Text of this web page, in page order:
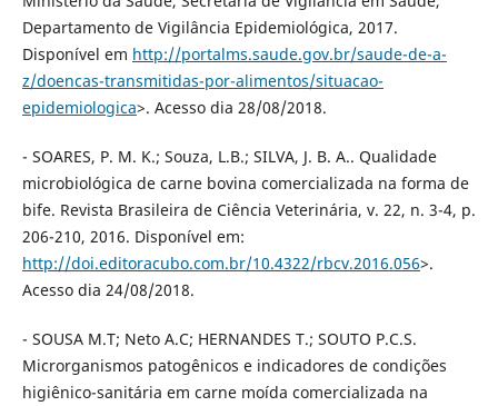
Departamento de Vigilância Epidemiológica, 2017.
Disponível em http://portalms.saude.gov.br/saude-de-a-
z/doencas-transmitidas-por-alimentos/situacao-
epidemiologica>. Acesso dia 28/08/2018.
- SOARES, P. M. K.; Souza, L.B.; SILVA, J. B. A.. Qualidade
microbiológica de carne bovina comercializada na forma de
bife. Revista Brasileira de Ciência Veterinária, v. 22, n. 3-4, p.
206-210, 2016. Disponível em:
http://doi.editoracubo.com.br/10.4322/rbcv.2016.056>.
Acesso dia 24/08/2018.
- SOUSA M.T; Neto A.C; HERNANDES T.; SOUTO P.C.S.
Microrganismos patogênicos e indicadores de condições
higiênico-sanitária em carne moída comercializada na